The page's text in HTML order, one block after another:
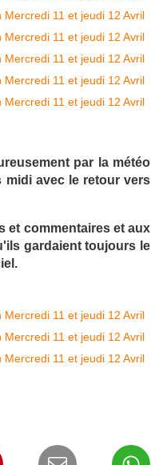
par la météo
midi avec le retour vers
et commentaires et aux
gardaient toujours le